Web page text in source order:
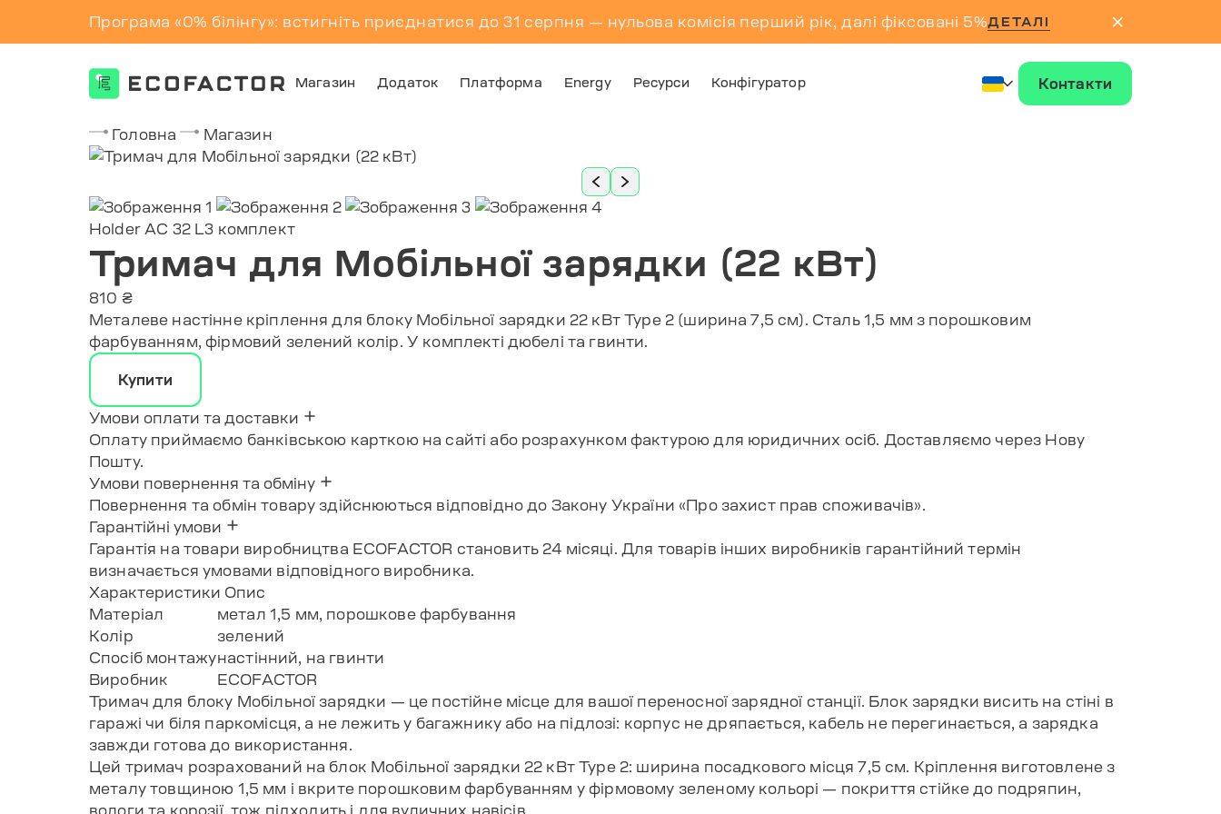
Програма «0% білінгу»: встигніть приєднатися до 31 серпня — нульова комісія перший рік, далі фіксовані 5%ДЕТАЛІ
Магазин Додаток Платформа Energy Ресурси Конфігуратор Контакти
Головна Магазин
Holder AC 32 L3 комплект
Тримач для Мобільної зарядки (22 кВт)
810 ₴
Металеве настінне кріплення для блоку Мобільної зарядки 22 кВт Type 2 (ширина 7,5 см). Сталь 1,5 мм з порошковим
фарбуванням, фірмовий зелений колір. У комплекті дюбелі та гвинти.
Купити
Умови оплати та доставки
Оплату приймаємо банківською карткою на сайті або розрахунком фактурою для юридичних осіб. Доставляємо через Нову
Пошту.
Умови повернення та обміну
Повернення та обмін товару здійснюються відповідно до Закону України «Про захист прав споживачів».
Гарантійні умови
Гарантія на товари виробництва ECOFACTOR становить 24 місяці. Для товарів інших виробників гарантійний термін
визначається умовами відповідного виробника.
Характеристики Опис
Матеріал
метал 1,5 мм, порошкове фарбування
Колір
зелений
Спосіб монтажунастінний, на гвинти
Виробник
ECOFACTOR
Тримач для блоку Мобільної зарядки — це постійне місце для вашої переносної зарядної станції. Блок зарядки висить на стіні в
гаражі чи біля паркомісця, а не лежить у багажнику або на підлозі: корпус не дряпається, кабель не перегинається, а зарядка
завжди готова до використання.
Цей тримач розрахований на блок Мобільної зарядки 22 кВт Type 2: ширина посадкового місця 7,5 см. Кріплення виготовлене з
металу товщиною 1,5 мм і вкрите порошковим фарбуванням у фірмовому зеленому кольорі — покриття стійке до подряпин,
вологи та корозії, тож підходить і для вуличних навісів.